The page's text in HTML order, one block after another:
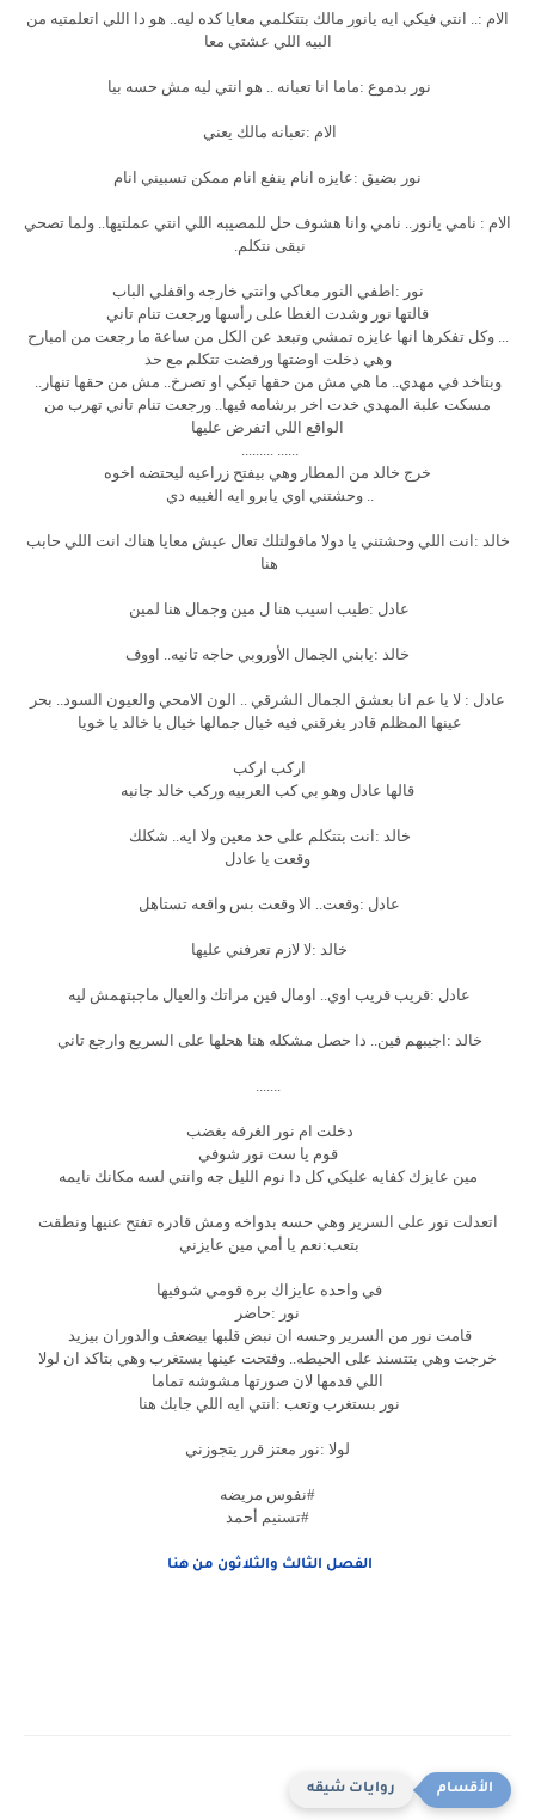
الام :.. انتي فيكي ايه يانور مالك بتتكلمي معايا كده ليه.. هو دا اللي اتعلمتيه من
البيه اللي عشتي معا
نور بدموع :ماما انا تعبانه .. هو انتي ليه مش حسه بيا
الام :تعبانه مالك يعني
نور بضيق :عايزه انام ينفع انام ممكن تسبيني انام
الام : نامي يانور.. نامي وانا هشوف حل للمصيبه اللي انتي عملتيها.. ولما تصحي
نبقى نتكلم.
نور :اطفي النور معاكي وانتي خارجه واقفلي الباب
قالتها نور وشدت الغطا على رأسها ورجعت تنام تاني
... وكل تفكرها انها عايزه تمشي وتبعد عن الكل من ساعة ما رجعت من امبارح
وهي دخلت اوضتها ورفضت تتكلم مع حد
وبتاخد في مهدي.. ما هي مش من حقها تبكي او تصرخ.. مش من حقها تنهار..
مسكت علبة المهدي خدت اخر برشامه فيها.. ورجعت تنام تاني تهرب من
الواقع اللي اتفرض عليها
...... .........
خرج خالد من المطار وهي بيفتح زراعيه ليحتضه اخوه
.. وحشتني اوي يابرو ايه الغيبه دي
خالد :انت اللي وحشتني يا دولا ماقولتلك تعال عيش معايا هناك انت اللي حابب
هنا
عادل :طيب اسيب هنا ل مين وجمال هنا لمين
خالد :يابني الجمال الأوروبي حاجه تانيه.. اووف
عادل : لا يا عم انا بعشق الجمال الشرقي .. الون الامحي والعيون السود.. بحر
عينها المظلم قادر يغرقني فيه خيال جمالها خيال يا خالد يا خويا
اركب اركب
قالها عادل وهو بي كب العربيه وركب خالد جانبه
خالد :انت بتتكلم على حد معين ولا ايه.. شكلك
وقعت يا عادل
عادل :وقعت.. الا وقعت بس واقعه تستاهل
خالد :لا لازم تعرفني عليها
عادل :قريب قريب اوي.. اومال فين مراتك والعيال ماجبتهمش ليه
خالد :اجيبهم فين.. دا حصل مشكله هنا هحلها على السريع وارجع تاني
.......
دخلت ام نور الغرفه بغضب
قوم يا ست نور شوفي
مين عايزك كفايه عليكي كل دا نوم الليل جه وانتي لسه مكانك نايمه
اتعدلت نور على السرير وهي حسه بدواخه ومش قادره تفتح عنيها ونطقت
بتعب:نعم يا أمي مين عايزني
في واحده عايزاك بره قومي شوفيها
نور :حاضر
قامت نور من السرير وحسه ان نبض قلبها بيضعف والدوران بيزيد
خرجت وهي بتتسند على الحيطه.. وفتحت عينها بستغرب وهي بتاكد ان لولا
اللي قدمها لان صورتها مشوشه تماما
نور بستغرب وتعب :انتي ايه اللي جابك هنا
لولا :نور معتز قرر يتجوزني
#نفوس مريضه
#تسنيم أحمد
الفصل الثالث والثلاثون من هنا
روايات شيقه